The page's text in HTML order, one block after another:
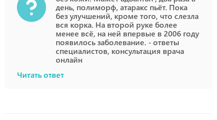
день, полиморф, атаракс пьёт. Пока
без улучшений, кроме того, что слезла
вся корка. На второй руке более
менее всё, на ней впервые в 2006 году
появилось заболевание. - ответы
специалистов, консультация врача
онлайн
Читать ответ